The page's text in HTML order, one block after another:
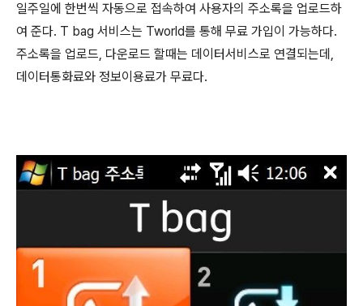
일주일에 한번씩 자동으로 접속하여 사용자의 주소록을 업로드하
여 준다. T bag 서비스는 Tworld를 통해 무료 가입이 가능하다.
주소록을 업로드, 다운로드 할때는 데이터서비스로 연결되는데,
데이터통화료와 정보이용료가 무료다.